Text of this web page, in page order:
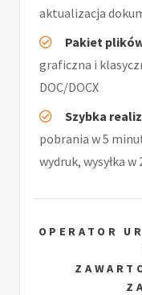
aktualizacja
Pakiet
graficzna i
DOC/DOCX
Szybka
pobrania w 5
wydruk, wysyłka w
OPERATOR